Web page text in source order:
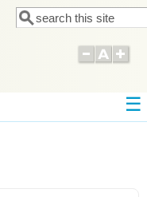
Форма поиска
Поиск